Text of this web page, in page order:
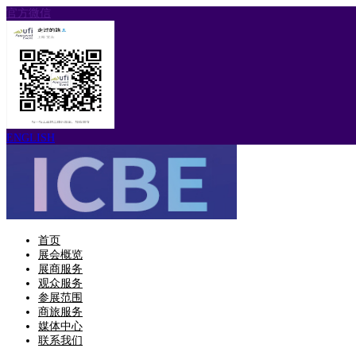
官方微信
ENGLISH
首页
展会概览
展商服务
观众服务
参展范围
商旅服务
媒体中心
联系我们